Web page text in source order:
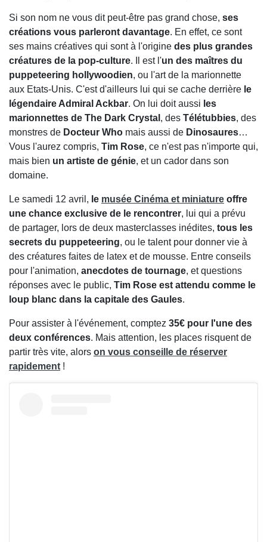
Si son nom ne vous dit peut-être pas grand chose, ses
créations vous parleront davantage. En effet, ce sont
ses mains créatives qui sont à l'origine des plus grandes
créatures de la pop-culture. Il est l'un des maîtres du
puppeteering hollywoodien, ou l'art de la marionnette
aux Etats-Unis. C'est d'ailleurs lui qui se cache derrière le
légendaire Admiral Ackbar. On lui doit aussi les
marionnettes de The Dark Crystal , des Télétubbies, des
monstres de Docteur Who mais aussi de Dinosaures…
Vous l'aurez compris, Tim Rose, ce n'est pas n'importe qui,
mais bien un artiste de génie, et un cador dans son
domaine.
Le samedi 12 avril, le musée Cinéma et miniature offre
une chance exclusive de le rencontrer, lui qui a prévu
de partager, lors de deux masterclasses inédites, tous les
secrets du puppeteering, ou le talent pour donner vie à
des créatures faites de latex et de mousse. Entre conseils
pour l'animation, anecdotes de tournage, et questions
réponses avec le public, Tim Rose est attendu comme le
loup blanc dans la capitale des Gaules.
Pour assister à l'événement, comptez 35€ pour l'une des
deux conférences. Mais attention, les places risquent de
partir très vite, alors on vous conseille de réserver
rapidement !